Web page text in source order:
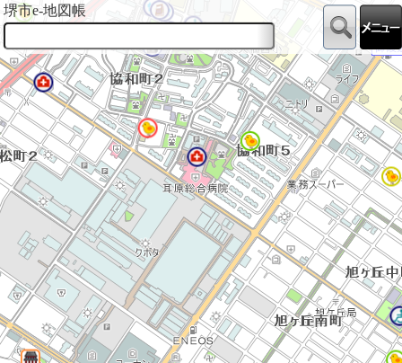
堺市e-地図帳